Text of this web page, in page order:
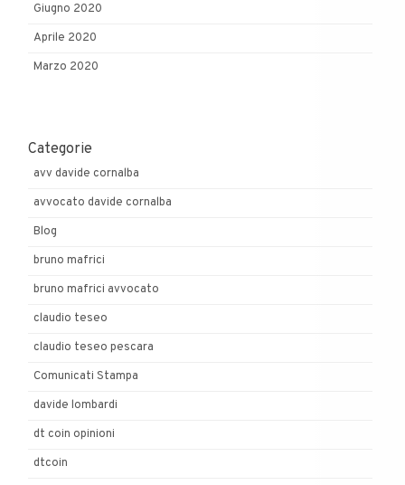
Giugno 2020
Aprile 2020
Marzo 2020
Categorie
avv davide cornalba
avvocato davide cornalba
Blog
bruno mafrici
bruno mafrici avvocato
claudio teseo
claudio teseo pescara
Comunicati Stampa
davide lombardi
dt coin opinioni
dtcoin